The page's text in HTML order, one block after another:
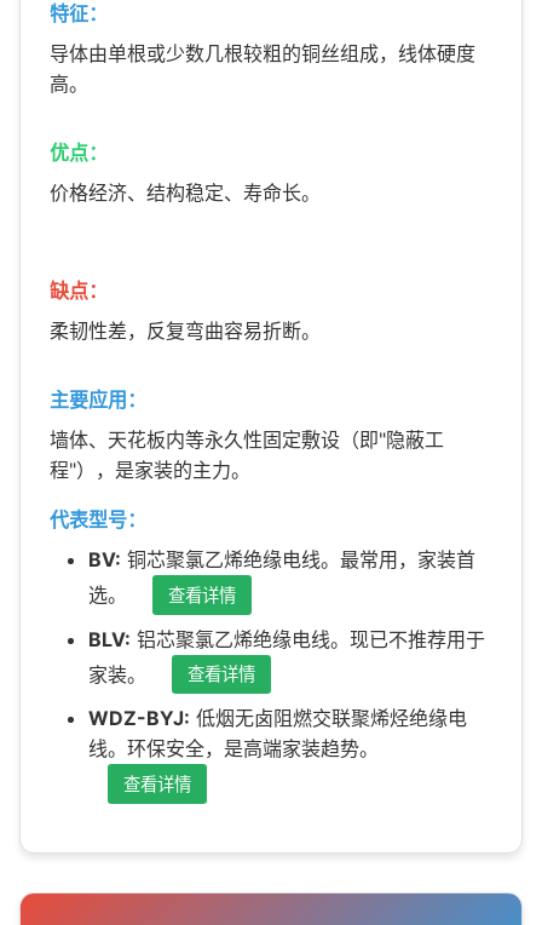
特征：
导体由单根或少数几根较粗的铜丝组成，线体硬度
高。
优点：
价格经济、结构稳定、寿命长。
缺点：
柔韧性差，反复弯曲容易折断。
主要应用：
墙体、天花板内等永久性固定敷设（即"隐蔽工
程"），是家装的主力。
代表型号：
BV: 铜芯聚氯乙烯绝缘电线。最常用，家装首
选。
查看详情
BLV: 铝芯聚氯乙烯绝缘电线。现已不推荐用于
家装。
查看详情
WDZ-BYJ: 低烟无卤阻燃交联聚烯烃绝缘电
线。环保安全，是高端家装趋势。
查看详情